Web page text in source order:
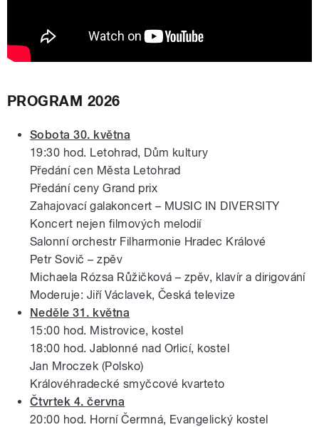
PROGRAM 2026
Sobota 30. května
19:30 hod. Letohrad, Dům kultury
Předání cen Města Letohrad
Předání ceny Grand prix
Zahajovací galakoncert – MUSIC IN DIVERSITY
Koncert nejen filmových melodií
Salonní orchestr Filharmonie Hradec Králové
Petr Sovič – zpěv
Michaela Rózsa Růžičková – zpěv, klavír a dirigování
Moderuje: Jiří Václavek, Česká televize
Neděle 31. května
15:00 hod. Mistrovice, kostel
18:00 hod. Jablonné nad Orlicí, kostel
Jan Mroczek (Polsko)
Královéhradecké smyčcové kvarteto
Čtvrtek 4. června
20:00 hod. Horní Čermná, Evangelický kostel